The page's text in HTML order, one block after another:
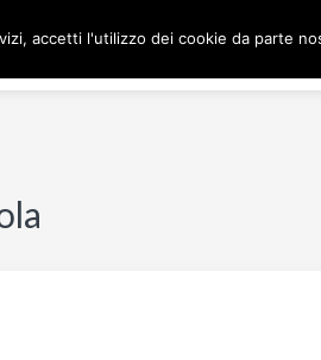
accetti l'utilizzo dei cookie da parte